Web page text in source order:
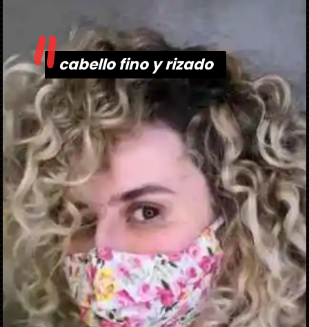
cabello fino y rizado
cabello fino y rizado
"